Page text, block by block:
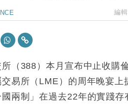
編輯
（388）本月宣布中止收購
易所（LME）的周年晚宴
國兩制」在過去22年的實踐